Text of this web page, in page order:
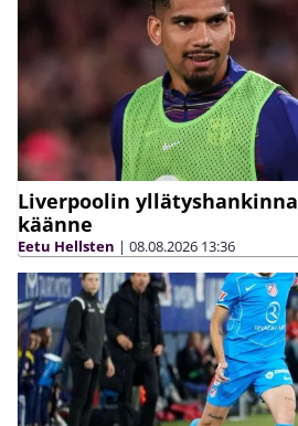
Liverpoolin
käänne
Eetu Hellsten | 08.08.2026 13:36